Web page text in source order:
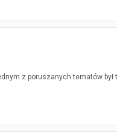
z poruszanych tematów